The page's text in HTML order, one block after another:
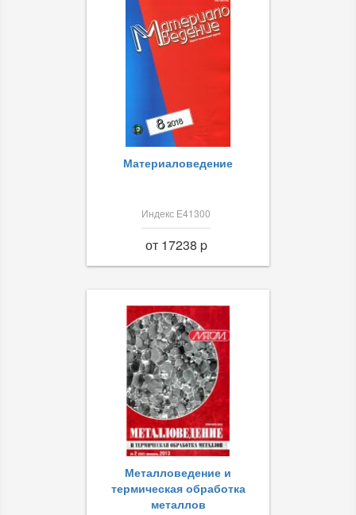
Материаловедение
Индекс Е41300
от 17238 p
Металловедение и
термическая обработка
металлов